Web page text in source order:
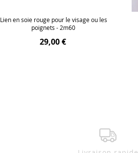
Lien en soie rouge pour le visage ou les
poignets - 2m60
29,00 €